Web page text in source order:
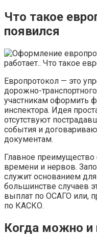
Что такое
появился
Европротокол — это
дорожно-
участникам оформить
инспектора. Идея
отсутствуют
события и
документам.
Главное
времени и нервов.
служит основанием
большинстве случаев
выплат по ОСАГО или,
по КАСКО.
Когда можно и